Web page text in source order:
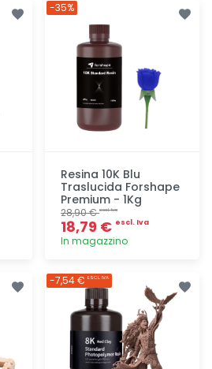
Resina 10K Blu
Traslucida Forshape
Premium - 1Kg
28,90 €escl. Iva
18,79 € escl. Iva
In magazzino
-35%
-7,54 €ESCL. IVA